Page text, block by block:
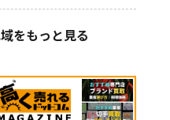
をもっと見る